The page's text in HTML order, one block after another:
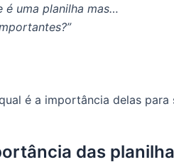
é uma planilha mas…
é a importância delas
das